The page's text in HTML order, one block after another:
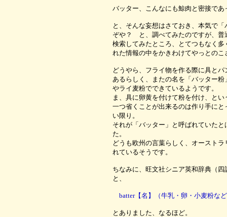
バッター、こんなにも鯨肉と密接であ
と、そんな妄想はさておき、本気で
ぞや？ と、調べてみたのですが、普
検索してみたところ、とてつもなく多
れた情報の中をかきわけてやっとのこ
どうやら、フライ物を作る際に具と
あるらしく、またの名を「バッター粉
やライ麦粉でできているようです。
ま、具に卵黄を付けて粉を付け、と
一つ省くことが出来るのは作り手にと
い限り。
それが「バッター」と呼ばれていたと
た。
どうも欧州の言葉らしく、オースト
れているそうです。
ちなみに、旺文社シニア英和辞典（四
と、
batter【名】（牛乳・卵・小麦粉な
とありました、なるほど。